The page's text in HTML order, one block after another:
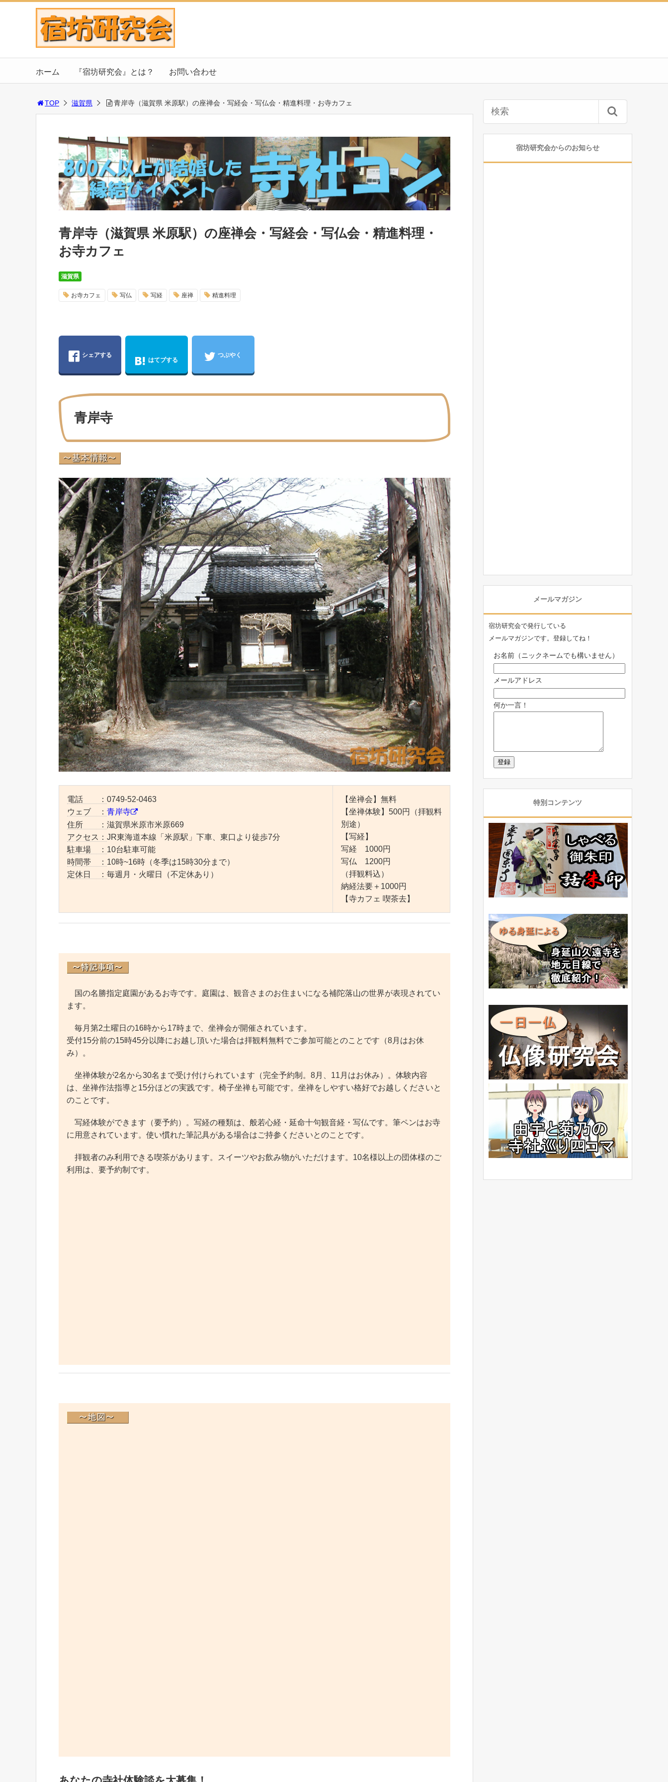
ホーム 『宿坊研究会』とは？ お問い合わせ
TOP 滋賀県 青岸寺（滋賀県 米原駅）の座禅会・写経会・写仏会・精進料理・お寺カフェ
青岸寺（滋賀県 米原駅）の座禅会・写経会・写仏会・精進料理・
お寺カフェ
滋賀県
お寺カフェ 写仏 写経 座禅 精進料理
シェアする
はてブする
つぶやく
青岸寺
電話 ： 0749-52-0463
ウェブ ： 青岸寺
住所 ： 滋賀県米原市米原669
アクセス： JR東海道本線「米原駅」下車、東口より徒歩7分
駐車場 ： 10台駐車可能
時間帯 ： 10時~16時（冬季は15時30分まで）
定休日 ： 毎週月・火曜日（不定休あり）
【坐禅会】無料
【坐禅体験】500円（拝観料
別途）
【写経】
写経 1000円
写仏 1200円
（拝観料込）
納経法要＋1000円
【寺カフェ 喫茶去】
国の名勝指定庭園があるお寺です。庭園は、観音さまのお住まいになる補陀落山の世界が表現されてい
ます。
毎月第2土曜日の16時から17時まで、坐禅会が開催されています。
受付15分前の15時45分以降にお越し頂いた場合は拝観料無料でご参加可能とのことです（8月はお休
み）。
坐禅体験が2名から30名まで受け付けられています（完全予約制。8月、11月はお休み）。体験内容
は、坐禅作法指導と15分ほどの実践です。椅子坐禅も可能です。坐禅をしやすい格好でお越しくださいと
のことです。
写経体験ができます（要予約）。写経の種類は、般若心経・延命十句観音経・写仏です。筆ペンはお寺
に用意されています。使い慣れた筆記具がある場合はご持参くださいとのことです。
拝観者のみ利用できる喫茶があります。スイーツやお飲み物がいただけます。10名様以上の団体様のご
利用は、要予約制です。
宿坊研究会からのお知らせ
メールマガジン
宿坊研究会で発行している
メールマガジンです。登録してね！
お名前（ニックネームでも構いません）
メールアドレス
何か一言！
特別コンテンツ